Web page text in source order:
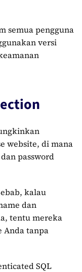
semua pengguna
versi
website, di mana
password
kalau
dan
tentu mereka
Anda tanpa
SQL